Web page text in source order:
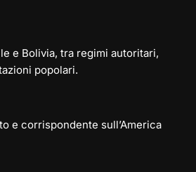
e Bolivia, tra regimi autoritari,
popolari.
e corrispondente sull’America